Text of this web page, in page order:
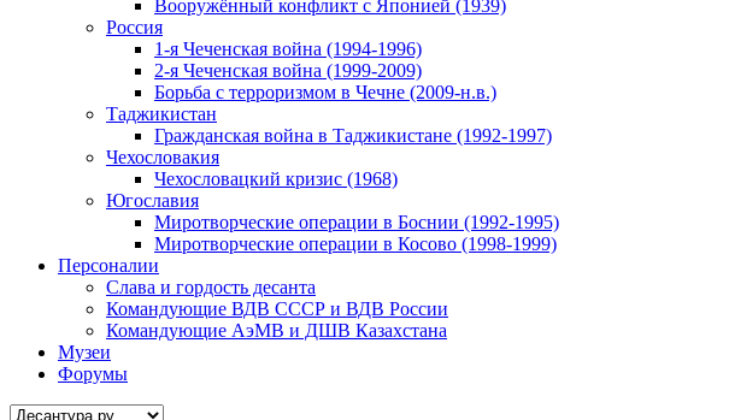
Вооружённый конфликт с Японией (1939)
Россия
1-я Чеченская война (1994-1996)
2-я Чеченская война (1999-2009)
Борьба с терроризмом в Чечне (2009-н.в.)
Таджикистан
Гражданская война в Таджикистане (1992-1997)
Чехословакия
Чехословацкий кризис (1968)
Югославия
Миротворческие операции в Боснии (1992-1995)
Миротворческие операции в Косово (1998-1999)
Персоналии
Слава и гордость десанта
Командующие ВДВ СССР и ВДВ России
Командующие АэМВ и ДШВ Казахстана
Музеи
Форумы